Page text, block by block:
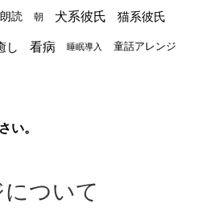
朗読 朝 犬系彼氏 猫系彼氏
し 看病 睡眠導入 童話アレンジ
い。
ついて